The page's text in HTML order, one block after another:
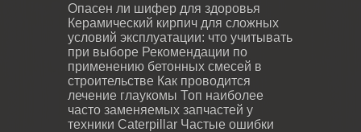
Опасен ли шифер для здоровья
Керамический кирпич для сложных
условий эксплуатации: что учитывать
при выборе Рекомендации по
применению бетонных смесей в
строительстве Как проводится
лечение глаукомы Топ наиболее
часто заменяемых запчастей у
техники Caterpillar Частые ошибки